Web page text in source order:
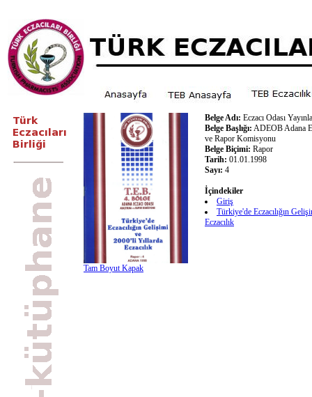
Tam Boyut Kapak
Belge Adı: Eczacı Odası
Belge Başlığı: ADEOB Adana
ve Rapor Komisyonu
Belge Biçimi: Rapor
Tarih: 01.01.1998
Sayı: 4
İçindekiler
Giriş
Türkiye'de Eczacılığın
Eczacılık